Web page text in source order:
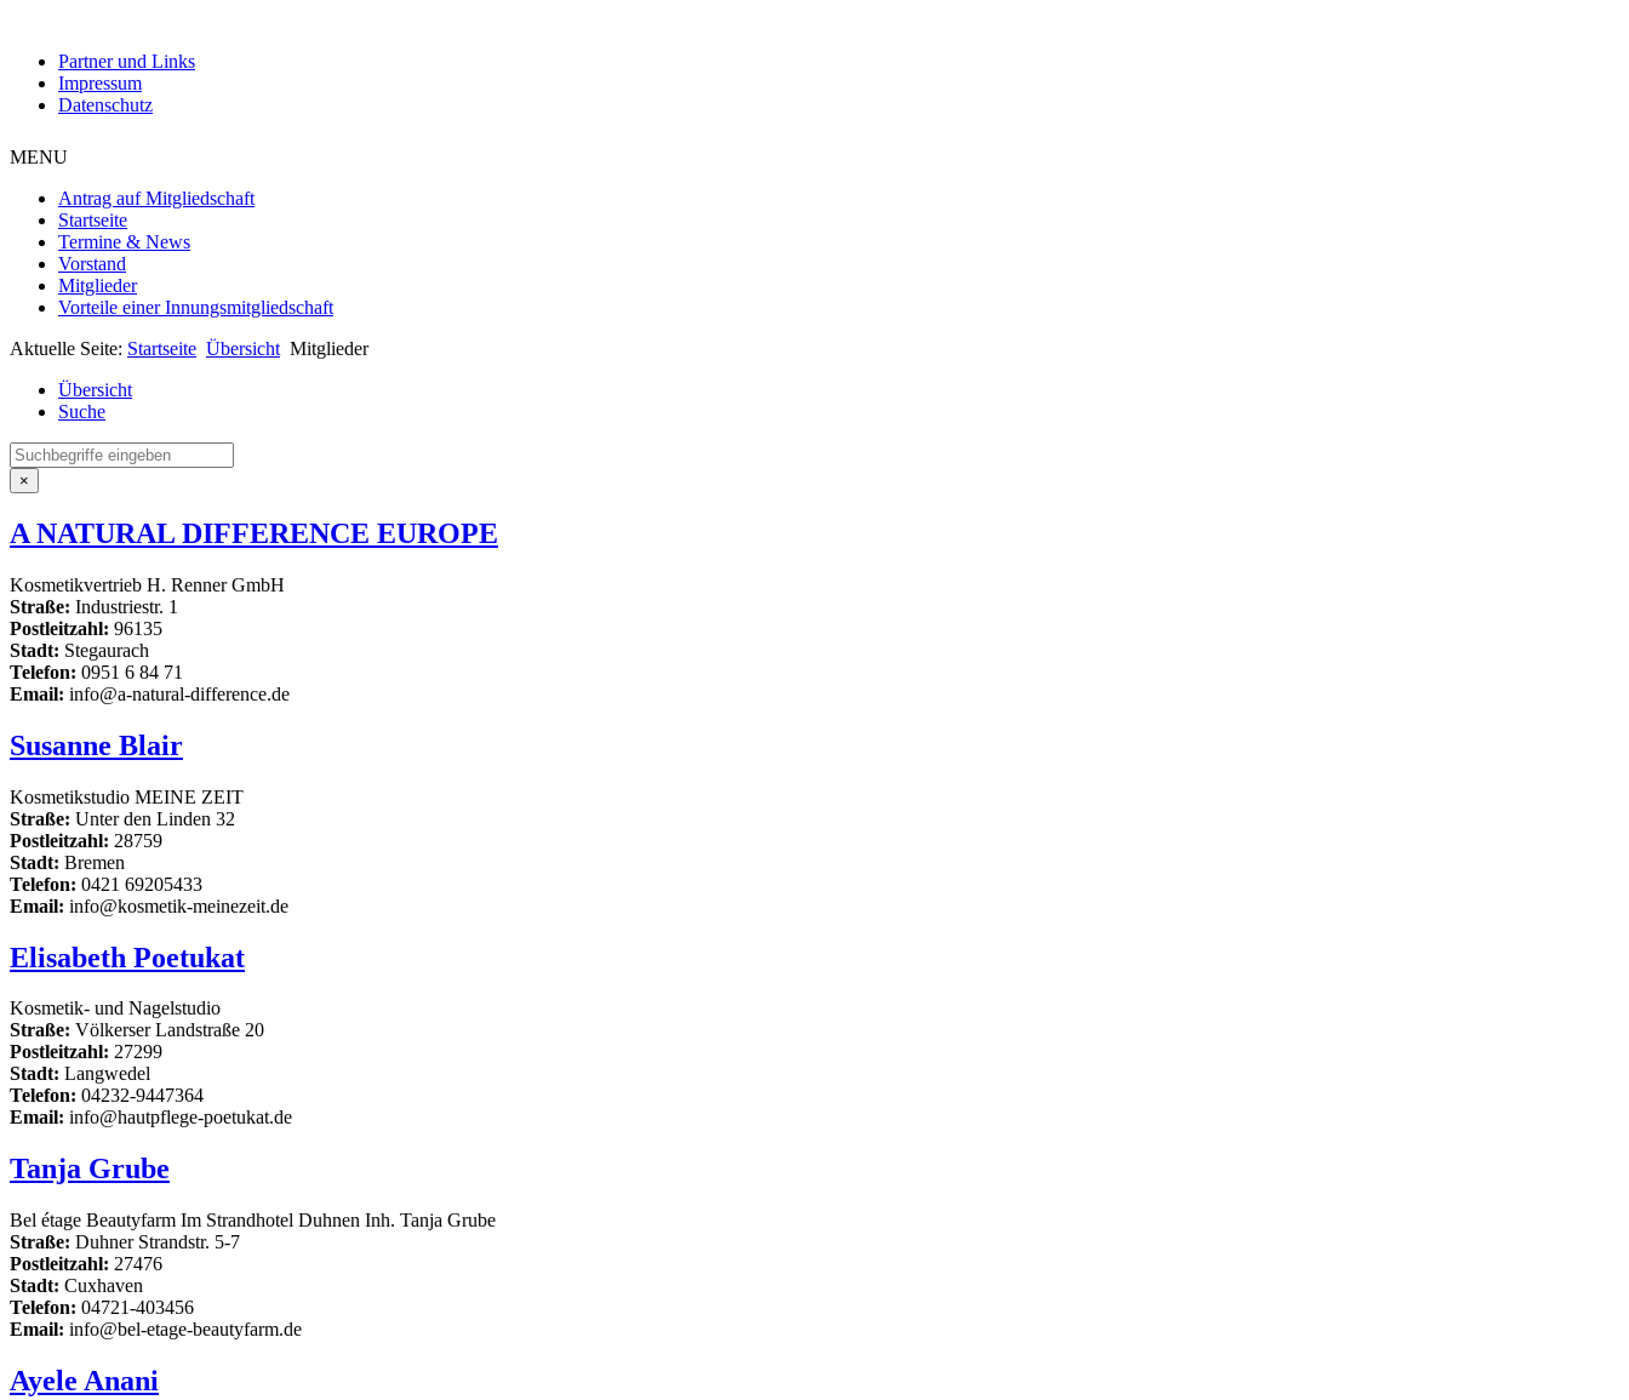
Partner und Links
Impressum
Datenschutz
MENU
Antrag auf Mitgliedschaft
Startseite
Termine & News
Vorstand
Mitglieder
Vorteile einer Innungsmitgliedschaft
Aktuelle Seite: Startseite Übersicht Mitglieder
Übersicht
Suche
×
A NATURAL DIFFERENCE EUROPE
Kosmetikvertrieb H. Renner GmbH
Straße: Industriestr. 1
Postleitzahl: 96135
Stadt: Stegaurach
Telefon: 0951 6 84 71
Email: info@a-natural-difference.de
Susanne Blair
Kosmetikstudio MEINE ZEIT
Straße: Unter den Linden 32
Postleitzahl: 28759
Stadt: Bremen
Telefon: 0421 69205433
Email: info@kosmetik-meinezeit.de
Elisabeth Poetukat
Kosmetik- und Nagelstudio
Straße: Völkerser Landstraße 20
Postleitzahl: 27299
Stadt: Langwedel
Telefon: 04232-9447364
Email: info@hautpflege-poetukat.de
Tanja Grube
Bel étage Beautyfarm Im Strandhotel Duhnen Inh. Tanja Grube
Straße: Duhner Strandstr. 5-7
Postleitzahl: 27476
Stadt: Cuxhaven
Telefon: 04721-403456
Email: info@bel-etage-beautyfarm.de
Ayele Anani